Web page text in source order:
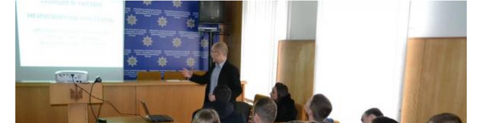
ЗАКАРПАТСЬКІ НОВИНИ
НОВИНИ ЗАХІДНОЇ УКРАЇНИ